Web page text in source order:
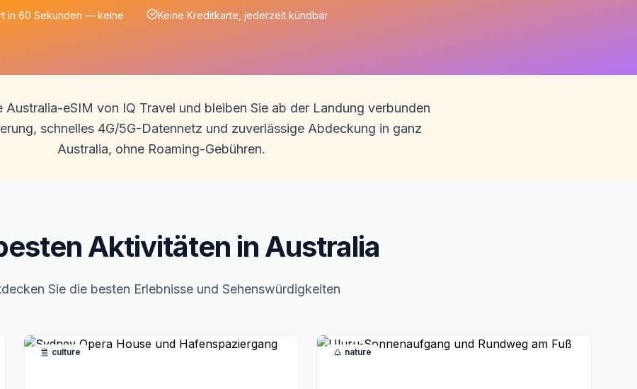
in 60 Sekunden — keine
Keine Kreditkarte, jederzeit kündbar
Australia-eSIM von IQ Travel und bleiben Sie ab der Landung verbunden
schnelles 4G/5G-Datennetz und zuverlässige Abdeckung in ganz
Australia, ohne Roaming-Gebühren.
Aktivitäten in Australia
Sie die besten Erlebnisse und Sehenswürdigkeiten
culture nature